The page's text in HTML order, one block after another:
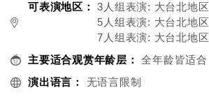
可表演地区：
3人组表演: 大台北地区
5人组表演: 大台北地区
7人组表演: 大台北地区
主要适合观赏年龄层：
全年龄皆适合
演出语言：
无语言限制